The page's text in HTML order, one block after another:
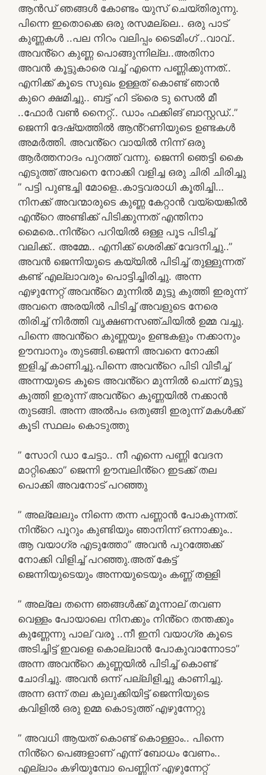
ആൻഡ് ഞങ്ങൾ കോണ്ടം യുസ് ചെയ്തിരുന്നു.
പിന്നെ ഇതൊക്കെ ഒരു രസമല്ലെ.. ഒരു പാട്
കുണ്ണകൾ ..പല നിറം വലിപ്പം ടൈമിംഗ് ..വാവ്..
അവൻ്റെ കുണ്ണ പൊങ്ങുന്നില്ല..അതിനാ
അവൻ കൂട്ടുകാരെ വച്ച് എന്നെ പണ്ണിക്കുന്നത്..
എനിക്ക് കൂടെ സുഖം ഉള്ളത് കൊണ്ട് ഞാൻ
കുറെ ക്ഷമിച്ചു.. ബട്ട് ഹി ട്രൈ ടു സെൽ മീ
..ഫോർ വൺ നൈറ്റ്.. ഡാം ഫക്കിങ് ബാസ്റ്റഡ്..”
ജെന്നി ദേഷ്യത്തിൽ ആൻ്റണിയുടെ ഉണ്ടകൾ
അമർത്തി. അവൻ്റെ വായിൽ നിന്ന് ഒരു
ആർത്തനാദം പുറത്ത് വന്നു. ജെന്നി ഞെട്ടി കൈ
എടുത്ത് അവനെ നോക്കി വളിച്ച ഒരു ചിരി ചിരിച്ചു
” പട്ടി പുണ്ടച്ചി മോളെ..കാട്ടവരാധി കൂതിച്ചി…
നിനക്ക് അവന്മാരുടെ കുണ്ണ കേറ്റാൻ വയ്യെങ്കിൽ
എൻ്റെ അണ്ടിക്ക് പിടിക്കുന്നത് എന്തിനാ
മൈരെ..നിൻ്റെ പറിയിൽ ഒള്ള പൂട പിടിച്ച്
വലിക്ക്.. അമ്മേ.. എനിക്ക് ശെരിക്ക് വേദനിച്ചു..”
അവൻ ജെന്നിയുടെ കയ്യിൽ പിടിച്ച് തുള്ളുന്നത്
കണ്ട് എല്ലാവരും പൊട്ടിച്ചിരിച്ചു. അന്ന
എഴുന്നേറ്റ് അവൻ്റെ മുന്നിൽ മുട്ടു കുത്തി ഇരുന്ന്
അവനെ അരയിൽ പിടിച്ച് അവളുടെ നേരെ
തിരിച്ച് നിർത്തി വൃക്ഷണസഞ്ചിയിൽ ഉമ്മ വച്ചു.
പിന്നെ അവൻ്റെ കുണ്ണയും ഉണ്ടകളും നക്കാനും
ഊമ്പാനും തുടങ്ങി.ജെന്നി അവനെ നോക്കി
ഇളിച്ച് കാണിച്ചു.പിന്നെ അവൻ്റെ പിടി വിടീച്ച്
അന്നയുടെ കൂടെ അവൻ്റെ മുന്നിൽ ചെന്ന് മുട്ടു
കുത്തി ഇരുന്ന് അവൻ്റെ കുണ്ണയിൽ നക്കാൻ
തുടങ്ങി. അന്ന അൽപം ഒതുങ്ങി ഇരുന്ന് മകൾക്ക്
കൂടി സ്ഥലം കൊടുത്തു
” സോറി ഡാ ചേട്ടാ.. നീ എന്നെ പണ്ണി വേദന
മാറ്റിക്കൊ” ജെന്നി ഊമ്പലിൻ്റെ ഇടക്ക് തല
പൊക്കി അവനോട് പറഞ്ഞു
” അല്ലേലും നിന്നെ തന്ന പണ്ണാൻ പോകുന്നത്.
നിൻ്റെ പൂറും കുണ്ടിയും ഞാനിന്ന് ഒന്നാക്കും..
ആ വയാഗ്ര എടുത്തോ” അവൻ പുറത്തേക്ക്
നോക്കി വിളിച്ച് പറഞ്ഞു.അത് കേട്ട്
ജെന്നിയുടെയും അന്നയുടെയും കണ്ണ് തള്ളി
” അല്ലേ തന്നെ ഞങ്ങൾക്ക് മൂന്നാല് തവണ
വെള്ളം പോയാലെ നിനക്കും നിൻ്റെ തന്തക്കും
കുണ്ണേന്നു പാല് വരൂ ..നീ ഇനി വയാഗ്ര കൂടെ
അടിച്ചിട്ട് ഇവളെ കൊല്ലാൻ പോകുവാന്നോടാ”
അന്ന അവൻ്റെ കുണ്ണയിൽ പിടിച്ച് കൊണ്ട്
ചോദിച്ചു. അവൻ ഒന്ന് പല്ലിളിച്ചു കാണിച്ചു.
അന്ന ഒന്ന് തല കുലുക്കിയിട്ട് ജെന്നിയുടെ
കവിളിൽ ഒരു ഉമ്മ കൊടുത്ത് എഴുന്നേറ്റു
” അവധി ആയത് കൊണ്ട് കൊള്ളാം.. പിന്നെ
നിൻ്റെ പെങ്ങളാണ് എന്ന് ബോധം വേണം..
എല്ലാം കഴിയുമ്പോ പെണ്ണിന് എഴുന്നേറ്റ്